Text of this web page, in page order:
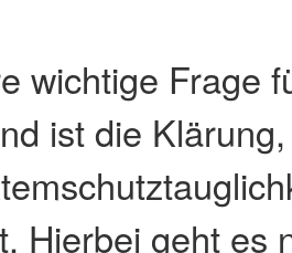
wichtige Frage
ist die
Hierbei geht es